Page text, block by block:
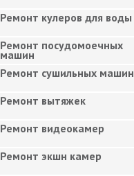
Ремонт кулеров для воды
Ремонт посудомоечных
машин
Ремонт сушильных машин
Ремонт вытяжек
Ремонт видеокамер
Ремонт экшн камер